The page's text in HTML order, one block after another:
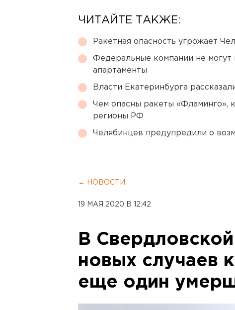
ЧИТАЙТЕ ТАКЖЕ:
Ракетная опасность угрожает
Федеральные компании не могут
апартаменты
Власти Екатеринбурга
Чем опасны ракеты «Фламинго»,
регионы РФ
Челябинцев предупредили о
← НОВОСТИ
19 МАЯ 2020 В 12:42
В
новых случаев
еще один